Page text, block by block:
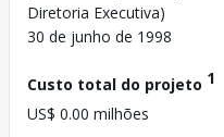
Diretoria Executiva)
30 de junho de 1998
Custo total do projeto 1
US$ 0.00 milhões